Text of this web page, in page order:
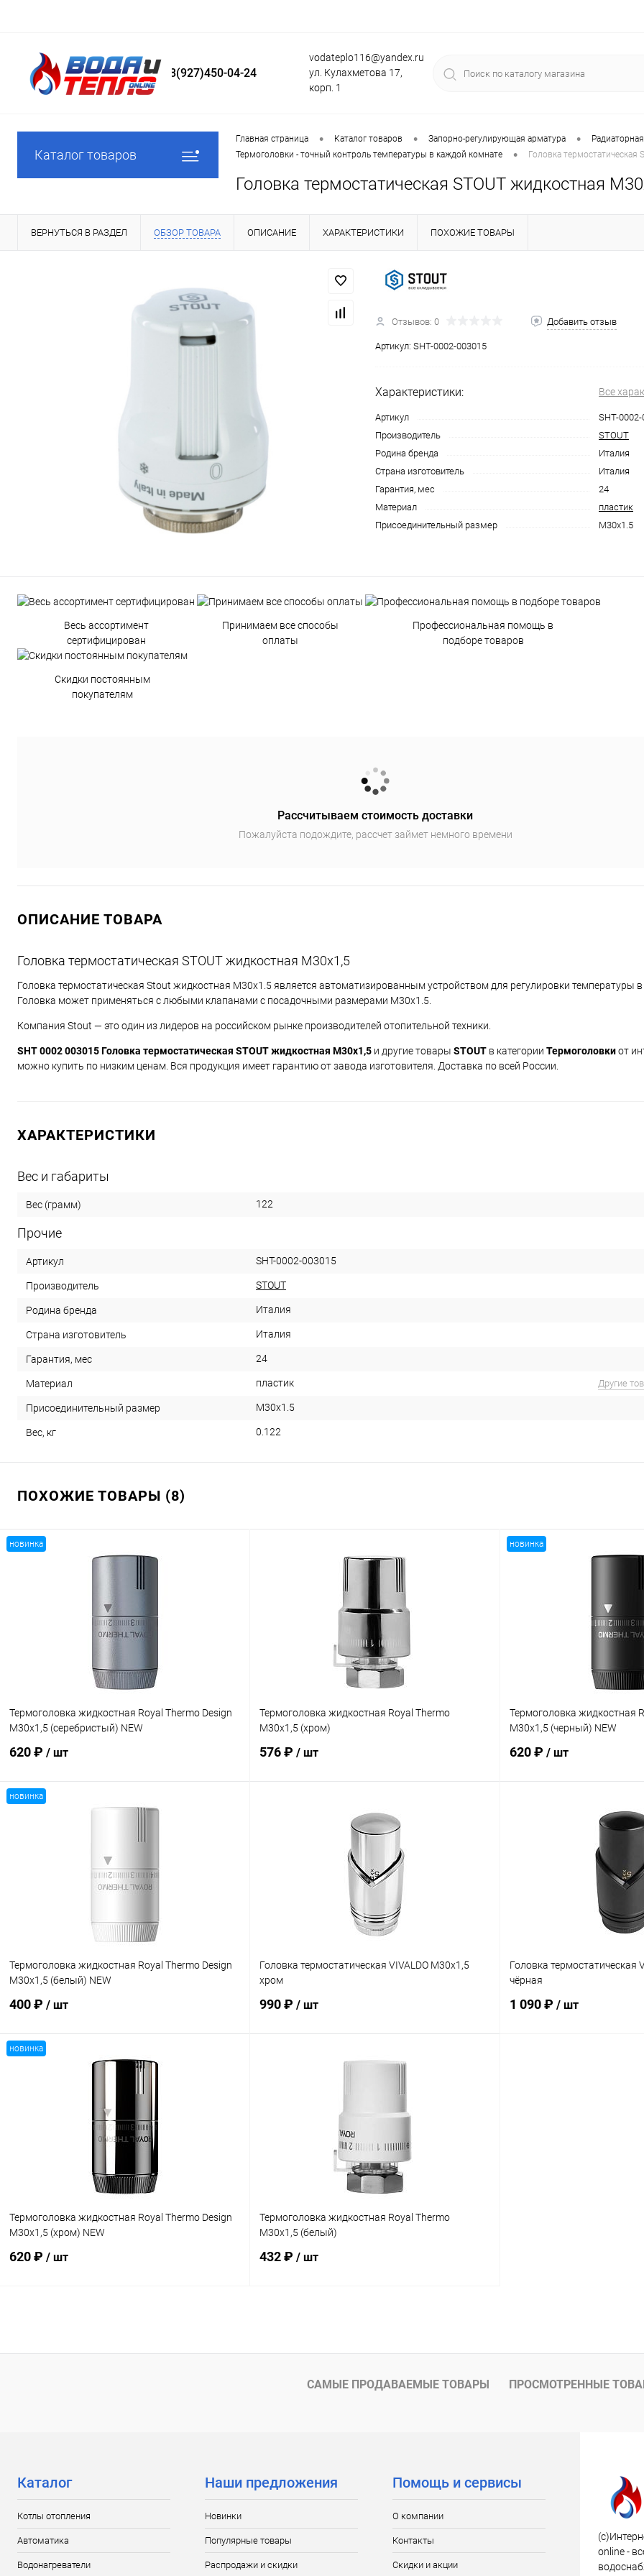
8(927)450-04-24
vodateplo116@yandex.ru
ул. Кулахметова 17,
корп. 1
Каталог товаров
Главная страница • Каталог товаров • Запорно-регулирующая арматура •
Термоголовки - точный контроль температуры в каждой комнате
• Головка термостатическая
Головка термостатическая STOUT жидкостная
ВЕРНУТЬСЯ В РАЗДЕЛ ОБЗОР ТОВАРА ОПИСАНИЕ ХАРАКТЕРИСТИКИ ПОХОЖИЕ ТОВАРЫ
Отзывов: 0 Добавить отзыв
Артикул: SHT-0002-003015
Характеристики: Все
Артикул
SHT-
Производитель
STOUT
Родина бренда
Италия
Страна изготовитель
Италия
Гарантия, мес
24
Материал
пластик
Присоединительный размер
М30х1.5
Весь ассортимент
сертифицирован
Принимаем все способы
оплаты
Профессиональная помощь в
подборе товаров
Скидки постоянным
покупателям
Рассчитываем стоимость доставки
Пожалуйста подождите, рассчет займет немного времени
ОПИСАНИЕ ТОВАРА
Головка термостатическая STOUT жидкостная M30x1,5
Головка термостатическая Stout жидкостная M30x1.5 является автоматизированным устройством для регулировки температуры
Головка может применяться с любыми клапанами с посадочными размерами M30x1.5.
Компания Stout — это один из лидеров на российском рынке производителей отопительной техники.
SHT 0002 003015 Головка термостатическая STOUT жидкостная M30x1,5 и другие товары STOUT в категории Термоголовкиот
можно купить по низким ценам. Вся продукция имеет гарантию от завода изготовителя. Доставка по всей России.
ХАРАКТЕРИСТИКИ
Вес и габариты
Вес (грамм) 122
Прочие
Артикул SHT-0002-003015
Производитель STOUT
Родина бренда Италия
Страна изготовитель Италия
Гарантия, мес 24
Материал пластик Другие
Присоединительный размер М30х1.5
Вес, кг 0.122
ПОХОЖИЕ ТОВАРЫ (8)
новинка
Термоголовка жидкостная Royal Thermo Design
М30х1,5 (серебристый) NEW
620 ₽ / шт
В корзину
В наличии
Термоголовка жидкостная Royal Thermo
М30х1,5 (хром)
576 ₽ / шт
В корзину
Сравнение
заказ 3-5 дней
новинка
Термоголовка жидкостная
М30х1,5 (черный) NEW
620 ₽ / шт
В
новинка
Термоголовка жидкостная Royal Thermo Design
М30х1,5 (белый) NEW
400 ₽ / шт
В корзину
Сравнение
В наличии
Головка термостатическая VIVALDO M30x1,5
хром
990 ₽ / шт
В корзину
Головка термостатическая
чёрная
1 090 ₽ / шт
новинка
Термоголовка жидкостная Royal Thermo Design
М30х1,5 (хром) NEW
620 ₽ / шт
Купить в 1 клик Сравнение
Термоголовка жидкостная Royal Thermo
М30х1,5 (белый)
432 ₽ / шт
Купить в 1 клик Сравнение
В избранное В наличии
САМЫЕ ПРОДАВАЕМЫЕ ТОВАРЫ ПРОСМОТРЕННЫЕ
Каталог
Котлы отопления
Автоматика
Водонагреватели
Наши предложения
Новинки
Популярные товары
Распродажи и скидки
Помощь и сервисы
О компании
Контакты
Скидки и акции
online -